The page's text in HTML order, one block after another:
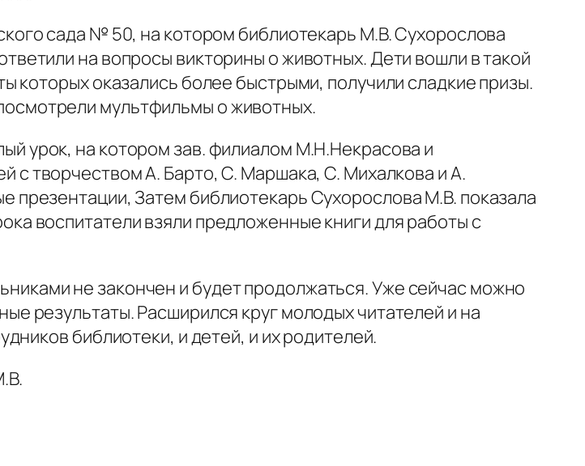
сада № 50, на котором библиотекарь М.В. Сухорослова
на вопросы викторины о животных. Дети вошли в такой
которых оказались более быстрыми, получили сладкие призы.
мультфильмы о животных.
урок, на котором зав. филиалом М.Н.Некрасова и
с творчеством А. Барто, С. Маршака, С. Михалкова и А.
презентации, Затем библиотекарь Сухорослова М.В. показала
воспитатели взяли предложенные книги для работы с
не закончен и будет продолжаться. Уже сейчас можно
результаты. Расширился круг молодых читателей и на
библиотеки, и детей, и их родителей.